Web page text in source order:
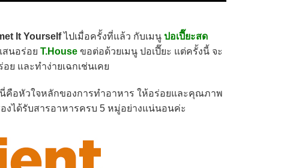
It Yourselfไปเมื่อครั้งที่แล้ว กับเมนู ปอเปี๊ยะสด
สนอร่อย T.House ขอต่อด้วยเมนู ปอเปี๊ยะ แต่ครั้งนี้ จะ
ย และทำง่ายเฉกเช่นเคย
คือหัวใจหลักของการทำอาหาร ให้อร่อยและคุณภาพ
งได้รับสารอาหารครบ 5 หมู่อย่างแน่นอนค่ะ